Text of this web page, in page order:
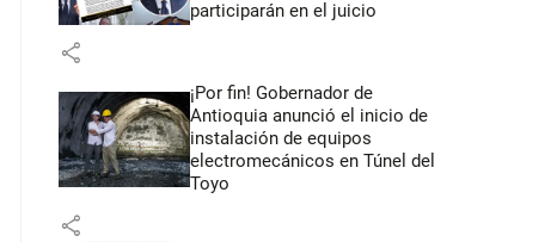
participarán en el juicio
share
¡Por fin! Gobernador de
Antioquia anunció el inicio de
instalación de equipos
electromecánicos en Túnel del
Toyo
share